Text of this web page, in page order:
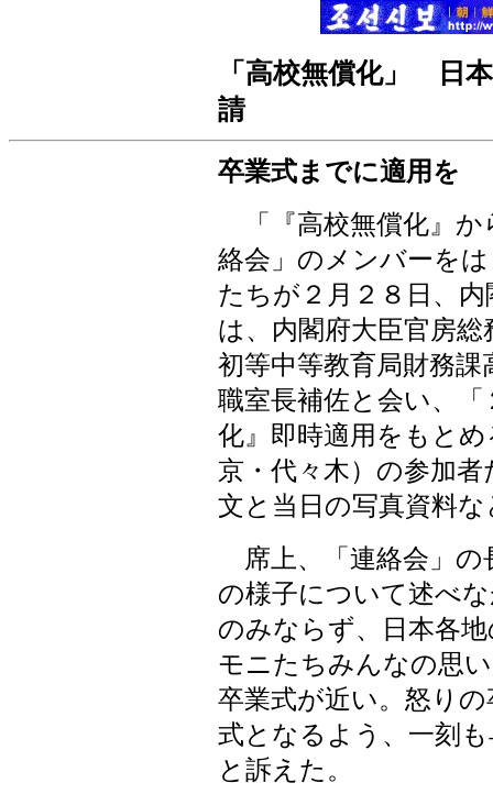
「 高校無償化」
日本
請
卒業式までに適用を
「『高校無償化』
絡会」のメンバーを
たちが２月 ２８ 日、
は、内閣府大臣官房
初等中等教育局財務
職室長補佐と会い、「
化』即時適用をもと
京・代々木）の参加
文と当日の写真資料
席上、「連絡会」
の様子について述べ
のみならず、日本各
モニたちみんなの思
卒業式が近い。怒り
式となるよう、一刻
と訴えた。